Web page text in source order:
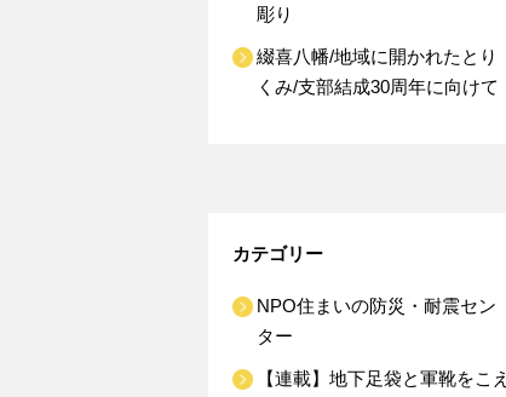
彫り
綴喜八幡/地域に開かれたとり
くみ/支部結成30周年に向けて
カテゴリー
NPO住まいの防災・耐震セン
ター
【連載】地下足袋と軍靴をこえ